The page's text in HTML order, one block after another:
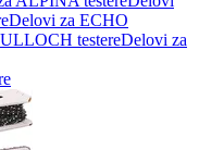
Delovi za ECHO
testereDelovi za